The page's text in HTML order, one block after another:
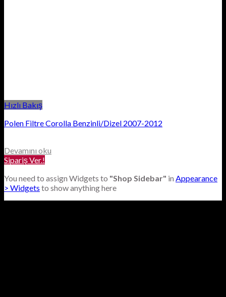
Hızlı Bakış
Polen Filtre Corolla Benzinli/Dizel 2007-2012
Devamını oku
Sipariş Ver.!
You need to assign Widgets to "Shop Sidebar" in Appearance
> Widgets to show anything here